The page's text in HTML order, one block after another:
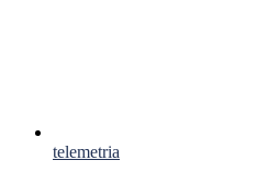
telemetria